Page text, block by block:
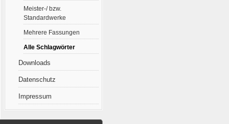
Meister-/ bzw.
Standardwerke
Mehrere Fassungen
Alle Schlagwörter
Downloads
Datenschutz
Impressum